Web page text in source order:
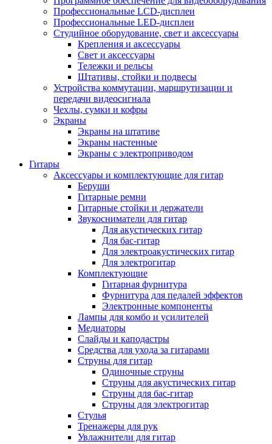
Профессиональные LCD-дисплеи
Профессиональные LED-дисплеи
Студийное оборудование, свет и аксессуары
Крепления и аксессуары
Свет и аксессуары
Тележки и рельсы
Штативы, стойки и подвесы
Устройства коммутации, маршрутизации и
передачи видеосигнала
Чехлы, сумки и кофры
Экраны
Экраны на штативе
Экраны настенные
Экраны с электроприводом
Гитары
Аксессуары и комплектующие для гитар
Беруши
Гитарные ремни
Гитарные стойки и держатели
Звукосниматели для гитар
Для акустических гитар
Для бас-гитар
Для электроакустических гитар
Для электрогитар
Комплектующие
Гитарная фурнитура
Фурнитура для педалей эффектов
Электронные компоненты
Лампы для комбо и усилителей
Медиаторы
Слайды и каподастры
Средства для ухода за гитарами
Струны для гитар
Одиночные струны
Струны для акустических гитар
Струны для бас-гитар
Струны для электрогитар
Стулья
Тренажеры для рук
Увлажнители для гитар